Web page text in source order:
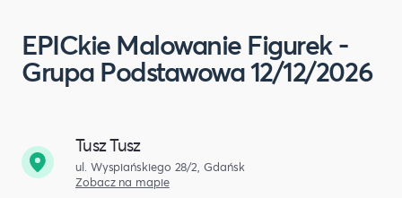
EPICkie Malowanie Figurek -
Grupa Podstawowa 12/12/2026
Tusz Tusz
ul. Wyspiańskiego 28/2, Gdańsk
Zobacz na mapie